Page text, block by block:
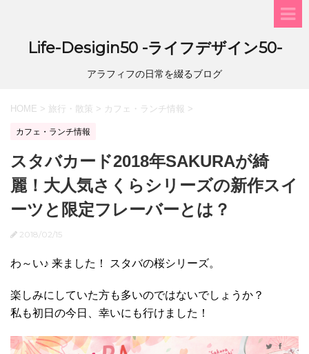
Life-Desigin50 -ライフデザイン50-
アラフィフの日常を綴るブログ
HOME > 旅行・散策 > カフェ・ランチ情報 >
カフェ・ランチ情報
スタバカード2018年SAKURAが綺
麗！大人気さくらシリーズの新作スイ
ーツと限定フレーバーとは？
2018/02/15
わ～い♪ 来ました！ スタバの桜シリーズ。
楽しみにしていた方も多いのではないでしょうか？
私も初日の今日、幸いにも行けました！